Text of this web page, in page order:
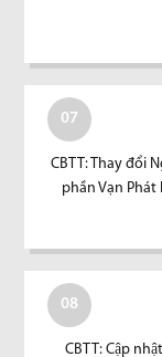
07
CBTT: Thay đổi
phần Vạn
08
CBTT: Cập